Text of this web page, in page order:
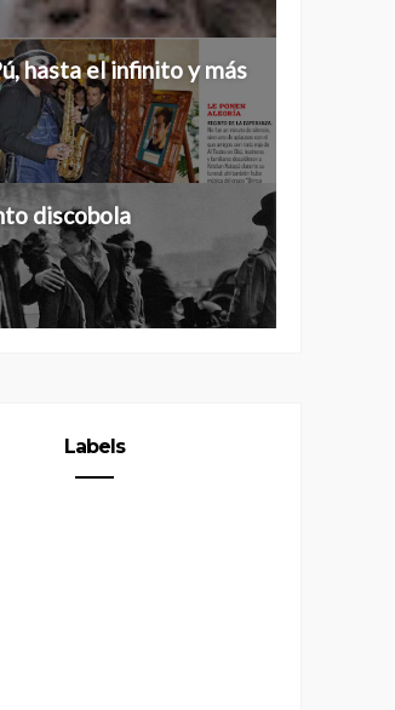
de 40...
hasta el infinito y más
de separación
discobola
Labels